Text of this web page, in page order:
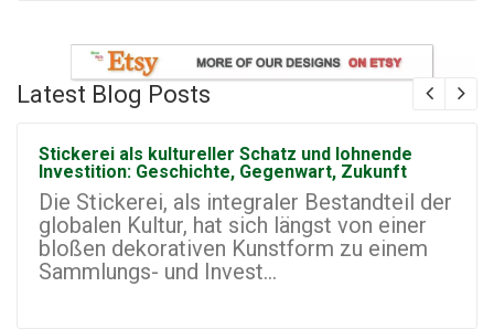
Latest Blog Posts
Stickerei als kultureller Schatz und lohnende
Investition: Geschichte, Gegenwart, Zukunft
Die Stickerei, als integraler Bestandteil der
globalen Kultur, hat sich längst von einer
bloßen dekorativen Kunstform zu einem
Sammlungs- und Invest...